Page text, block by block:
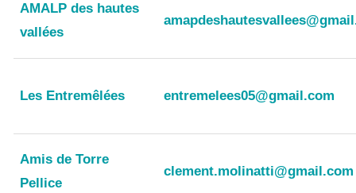
AMALP des hautes
vallées
Les Entremêlées entremelees05@gmail.com
Amis de Torre
Pellice
clement.molinatti@gmail.com